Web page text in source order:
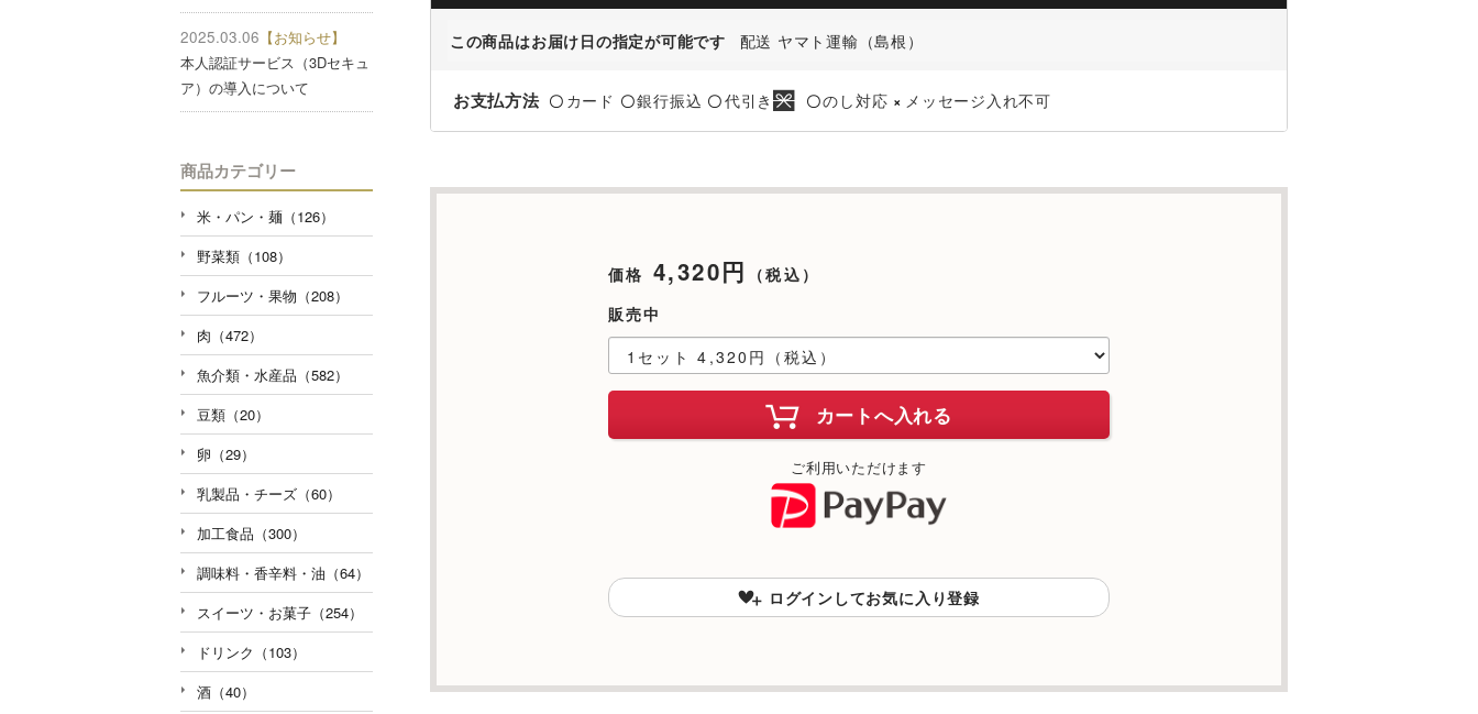
この商品はお届け日の指定が可能です 配送 ヤマト運輸（島根）
お支払方法 〇 カード 〇銀行振込 〇代引き 〇のし対応 × メッセージ入れ不可
価格 4,320円
（税込）
販売中
カートへ入れる
ご利用いただけます
ログインしてお気に入り登録
2025.03.06 【お知らせ】
本人認証サービス（3Dセキュ
ア）の導入について
商品カテゴリー
米・パン・麺（126）
野菜類（108）
フルーツ・果物（208）
肉（472）
魚介類・水産品（582）
豆類（20）
卵（29）
乳製品・チーズ（60）
加工食品（300）
調味料・香辛料・油（64）
スイーツ・お菓子（254）
ドリンク（103）
酒（40）